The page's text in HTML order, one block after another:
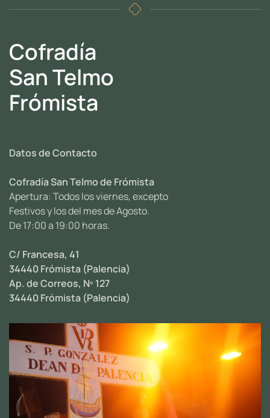
Cofradía
San Telmo
Frómista
Datos de Contacto
Cofradía San Telmo de Frómista
Apertura: Todos los viernes, excepto
Festivos y los del mes de Agosto.
De 17:00 a 19:00 horas.
C/ Francesa, 41
34440 Frómista (Palencia)
Ap. de Correos, Nº 127
34440 Frómista (Palencia)